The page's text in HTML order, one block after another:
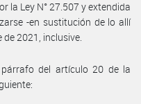
la Ley N° 27.507 y extendida
-en sustitución de lo allí
2021, inclusive.
párrafo del artículo 20 de la